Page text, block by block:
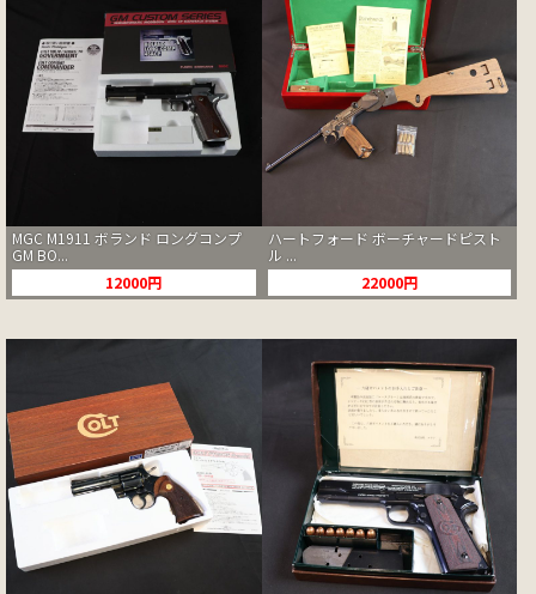
MGC M1911 ボランド ロングコンプ
GM BO...
12000円
ハートフォード ボーチャードピスト
ル ...
22000円